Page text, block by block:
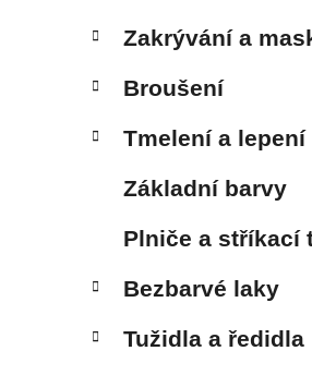
Zakrývání a
Broušení
Tmelení a lepení
Základní barvy
Plniče a stříkací
Bezbarvé laky
Tužidla a ředidla